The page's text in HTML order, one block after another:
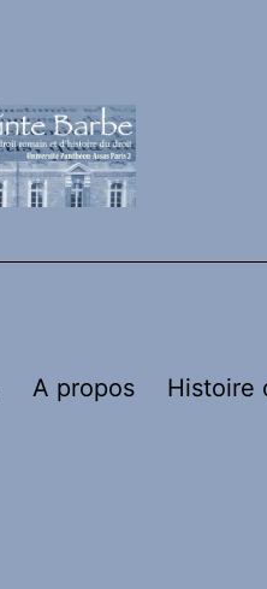
A propos Histoire